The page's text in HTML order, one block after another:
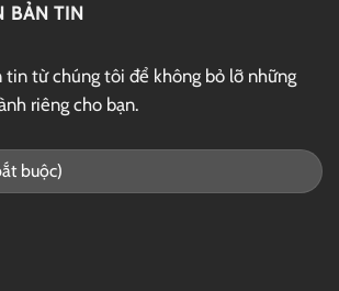
BẢN TIN
tin từ chúng tôi để không bỏ lỡ những
riêng cho bạn.